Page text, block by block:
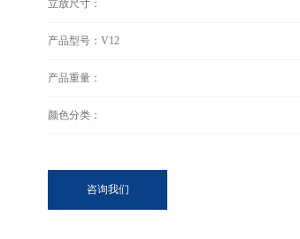
立放尺寸：
产品型号：V12
产品重量：
颜色分类：
咨询我们